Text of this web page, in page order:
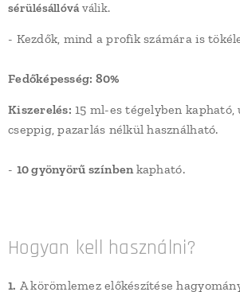
sérülésállóváválik.
- Kezdők, mind a profik számára is
Fedőképesség: 80%
Kiszerelés: 15 ml-es tégelyben kapható,
cseppig,pazarlás nélkül használható.
- 10 gyönyörű színbenkapható.
Hogyan kell használni?
1. A körömlemez előkészítése